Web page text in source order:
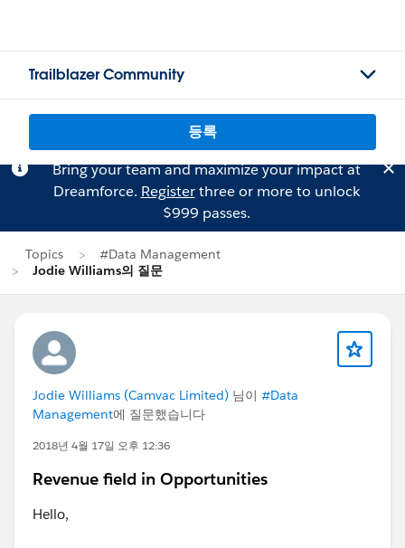
Trailblazer Community
등록
Bring your team and maximize your impact at
Dreamforce. Registerthree or more to unlock
$999 passes.
Topics
#Data Management
Jodie Williams의 질문
Jodie Williams (Camvac Limited) 님이 #Data
Management에 질문했습니다
2018년 4월 17일 오후 12:36
Revenue field in Opportunities
Hello,